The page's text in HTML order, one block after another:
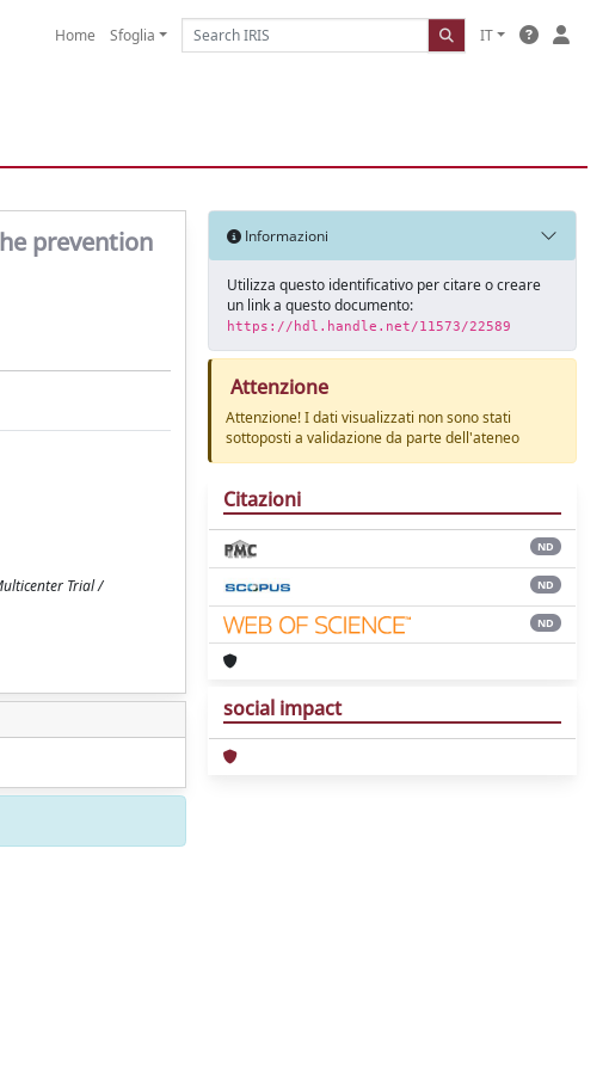
Home Sfoglia IT
prevention
Trial /
Informazioni
Utilizza questo identificativo per citare o creare
un link a questo documento:
https://hdl.handle.net/11573/22589
Attenzione
Attenzione! I dati visualizzati non sono stati
sottoposti a validazione da parte dell'ateneo
Citazioni
ND
ND
ND
social impact